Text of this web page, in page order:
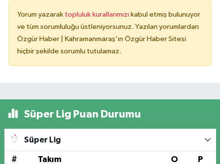
Yorum yazarak topluluk kurallarımızı kabul etmiş bulunuyor
ve tüm sorumluluğu üstleniyorsunuz. Yazılan yorumlardan
Özgür Haber | Kahramanmaraş'ın Özgür Haber Sitesi
hiçbir şekilde sorumlu tutulamaz.
Süper Lig Puan Durumu
Süper Lig
# Takım O P